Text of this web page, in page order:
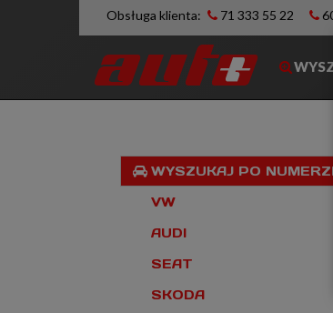
Obsługa klienta: 71 333 55 22
WYSZUKAJ PO
VW
AUDI
SEAT
SKODA